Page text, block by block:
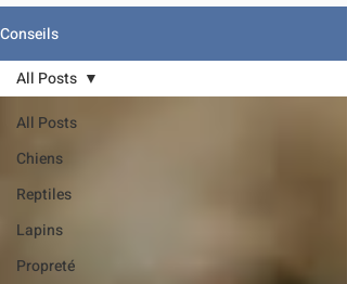
Conseils
All Posts
Chiens
Reptiles
Lapins
Propreté
All Posts